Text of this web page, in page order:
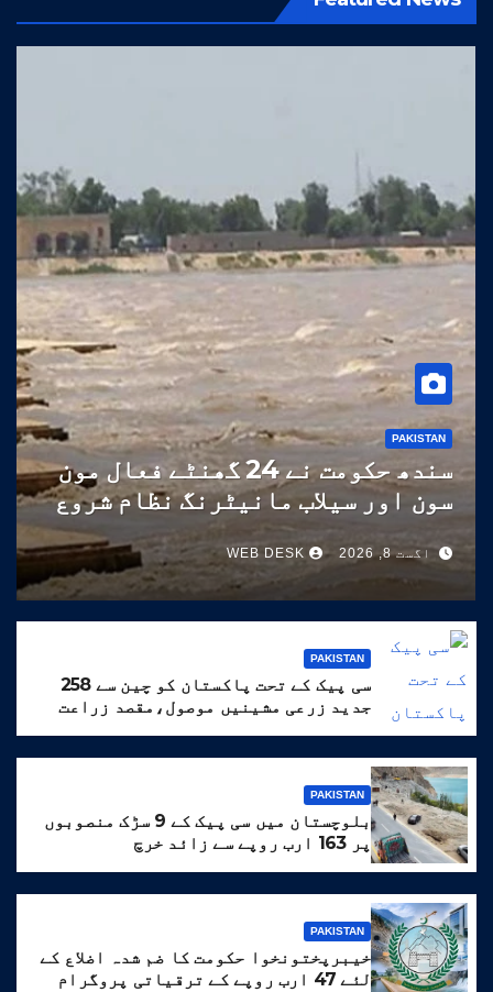
PAKISTAN
سندھ حکومت نے 24 گھنٹے فعال مون
سون اور سیلاب مانیٹرنگ نظام شروع
اگست 8, 2026 WEB DESK
PAKISTAN
سی پیک کے تحت پاکستان کو چین سے 258
جدید زرعی مشینیں موصول،مقصد زراعت
PAKISTAN
بلوچستان میں سی پیک کے 9 سڑک منصوبوں
پر 163 ارب روپے سے زائد خرچ
PAKISTAN
خیبرپختونخوا حکومت کا ضم شدہ اضلاع کے
لئے 47 ارب روپے کے ترقیاتی پروگرام